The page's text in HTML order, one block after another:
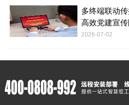
多终端联动
高效党建宣
2026-07-02